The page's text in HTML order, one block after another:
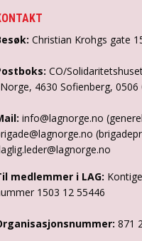
Christian Krohgs gate
CO/
4630 Sofienberg, 0506
info@lagnorge.no
medlemmer i LAG:
1503 12 55446
871